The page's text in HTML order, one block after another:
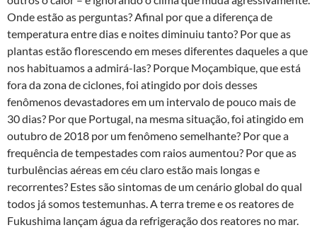
Onde estão as perguntas? Afinal por que a diferença de
temperatura entre dias e noites diminuiu tanto? Por que as
plantas estão florescendo em meses diferentes daqueles a que
nos habituamos a admirá-las? Porque Moçambique, que está
fora da zona de ciclones, foi atingido por dois desses
fenômenos devastadores em um intervalo de pouco mais de
30 dias? Por que Portugal, na mesma situação, foi atingido em
outubro de 2018 por um fenômeno semelhante? Por que a
frequência de tempestades com raios aumentou? Por que as
turbulências aéreas em céu claro estão mais longas e
recorrentes? Estes são sintomas de um cenário global do qual
todos já somos testemunhas. A terra treme e os reatores de
Fukushima lançam água da refrigeração dos reatores no mar.